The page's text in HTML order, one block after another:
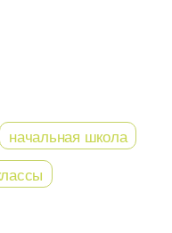
начальная школа